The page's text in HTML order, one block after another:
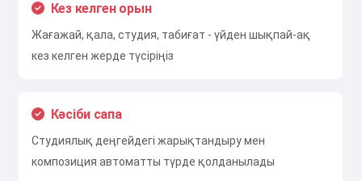
Кез келген орын
Жағажай, қала, студия, табиғат - үйден шықпай-ақ
кез келген жерде түсіріңіз
Кәсіби сапа
Студиялық деңгейдегі жарықтандыру мен
композиция автоматты түрде қолданылады